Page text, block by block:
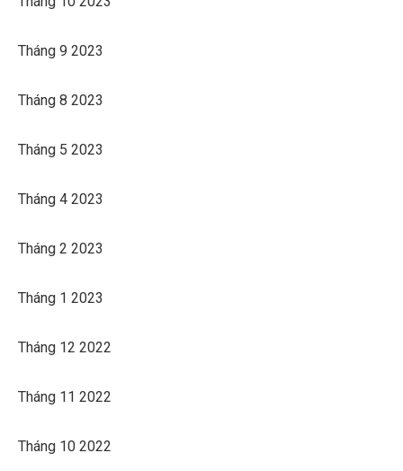
Tháng 9 2023
Tháng 8 2023
Tháng 5 2023
Tháng 4 2023
Tháng 2 2023
Tháng 1 2023
Tháng 12 2022
Tháng 11 2022
Tháng 10 2022